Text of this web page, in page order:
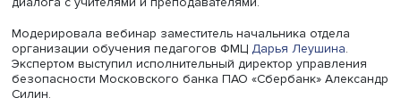
грамотности системы общего и среднего
образования НИУ ВШЭ провел вебинар, посвященный
защите подростков и молодежи от современных схем
мошенничества. Мероприятие прошло в формате